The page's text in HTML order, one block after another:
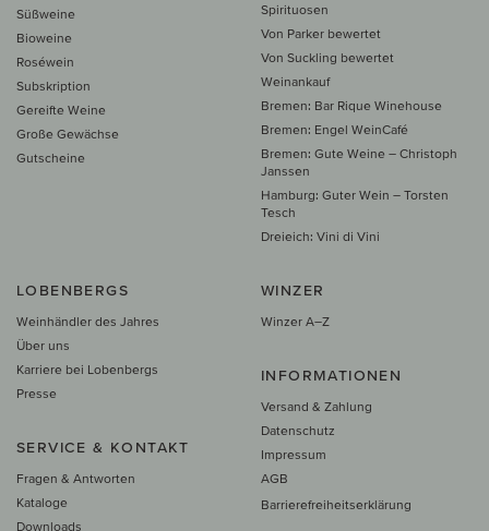
Süßweine
Bioweine
Roséwein
Subskription
Gereifte Weine
Große Gewächse
Gutscheine
Spirituosen
Von Parker bewertet
Von Suckling bewertet
Weinankauf
Bremen: Bar Rique Winehouse
Bremen: Engel WeinCafé
Bremen: Gute Weine – Christoph
Janssen
Hamburg: Guter Wein – Torsten
Tesch
Dreieich: Vini di Vini
LOBENBERGS
Weinhändler des Jahres
Über uns
Karriere bei Lobenbergs
Presse
SERVICE & KONTAKT
Fragen & Antworten
Kataloge
Downloads
WINZER
Winzer A–Z
INFORMATIONEN
Versand & Zahlung
Datenschutz
Impressum
AGB
Barrierefreiheitserklärung